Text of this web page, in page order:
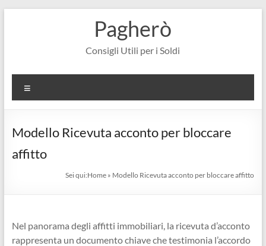
Pagherò
Consigli Utili per i Soldi
Modello Ricevuta acconto per bloccare
affitto
Sei qui:Home » Modello Ricevuta acconto per bloccare affitto
Nel panorama degli affitti immobiliari, la ricevuta d’acconto
rappresenta un documento chiave che testimonia l’accordo